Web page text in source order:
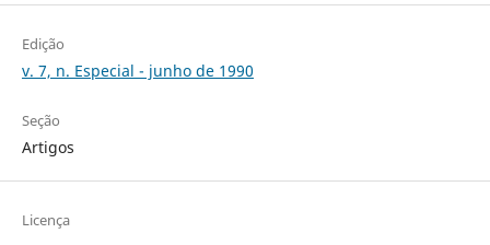
Edição
v. 7, n. Especial - junho de 1990
Seção
Artigos
Licença